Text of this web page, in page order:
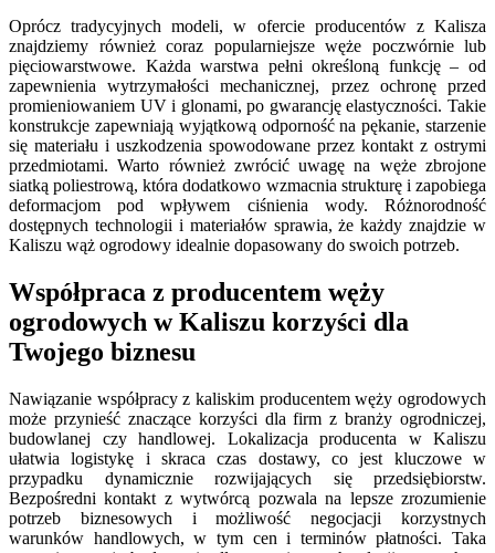
Oprócz tradycyjnych modeli, w ofercie producentów z Kalisza
znajdziemy również coraz popularniejsze węże poczwórnie lub
pięciowarstwowe. Każda warstwa pełni określoną funkcję – od
zapewnienia wytrzymałości mechanicznej, przez ochronę przed
promieniowaniem UV i glonami, po gwarancję elastyczności. Takie
konstrukcje zapewniają wyjątkową odporność na pękanie, starzenie
się materiału i uszkodzenia spowodowane przez kontakt z ostrymi
przedmiotami. Warto również zwrócić uwagę na węże zbrojone
siatką poliestrową, która dodatkowo wzmacnia strukturę i zapobiega
deformacjom pod wpływem ciśnienia wody. Różnorodność
dostępnych technologii i materiałów sprawia, że każdy znajdzie w
Kaliszu wąż ogrodowy idealnie dopasowany do swoich potrzeb.
Współpraca z producentem węży
ogrodowych w Kaliszu korzyści dla
Twojego biznesu
Nawiązanie współpracy z kaliskim producentem węży ogrodowych
może przynieść znaczące korzyści dla firm z branży ogrodniczej,
budowlanej czy handlowej. Lokalizacja producenta w Kaliszu
ułatwia logistykę i skraca czas dostawy, co jest kluczowe w
przypadku dynamicznie rozwijających się przedsiębiorstw.
Bezpośredni kontakt z wytwórcą pozwala na lepsze zrozumienie
potrzeb biznesowych i możliwość negocjacji korzystnych
warunków handlowych, w tym cen i terminów płatności. Taka